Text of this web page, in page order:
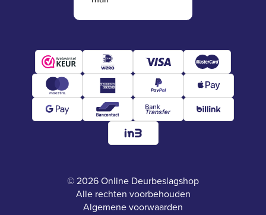
© 2026 Online Deurbeslagshop
Alle rechten voorbehouden
Algemene voorwaarden